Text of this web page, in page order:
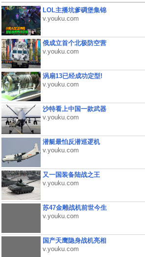
LOL主播坑爹碉堡集锦
v.youku.com
俄成立首个北极防空营
v.youku.com
涡扇13已经成功定型!
v.youku.com
沙特看上中国一款武器
v.youku.com
潜艇最怕反潜巡逻机
v.youku.com
又一国装备陆战之王
v.youku.com
苏47金雕战机前世今生
v.youku.com
国产天鹰隐身战机亮相
v.youku.com